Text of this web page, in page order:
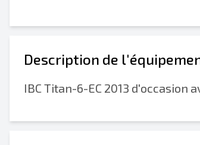
Description de
IBC Titan-6-EC 2013 d'occasion